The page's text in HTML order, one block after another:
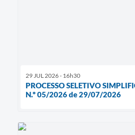
29 JUL 2026 - 16h30
PROCESSO SELETIVO
N.º 05/2026 de 29/07/2026